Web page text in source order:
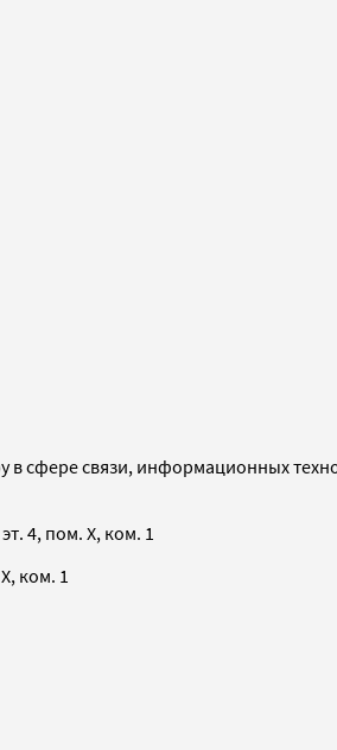
в сфере связи, информационных
4, пом. X, ком. 1
ком. 1